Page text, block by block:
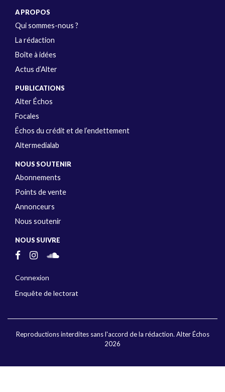
A PROPOS
Qui sommes-nous ?
La rédaction
Boîte à idées
Actus d’Alter
PUBLICATIONS
Alter Échos
Focales
Échos du crédit et de l’endettement
Altermedialab
NOUS SOUTENIR
Abonnements
Points de vente
Annonceurs
Nous soutenir
NOUS SUIVRE
Connexion
Enquête de lectorat
Reproductions interdites sans l'accord de la rédaction. Alter Échos
2026